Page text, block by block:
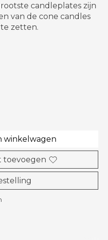
candleplates zijn
van de cone candles
zetten.
winkelwagen
toevoegen